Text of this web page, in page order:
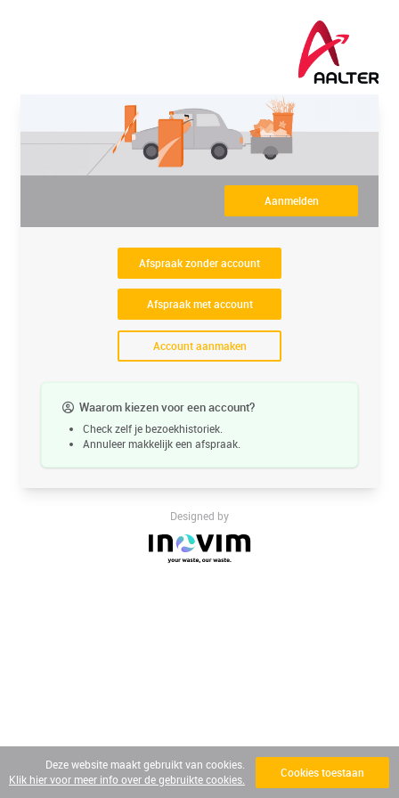
Aanmelden
Afspraak zonder account
Afspraak met account
Account aanmaken
Waarom kiezen voor een account?
Check zelf je bezoekhistoriek.
Annuleer makkelijk een afspraak.
Designed by
Deze website maakt gebruikt van cookies.
Klik hier voor meer info over de gebruikte cookies.
Cookies toestaan